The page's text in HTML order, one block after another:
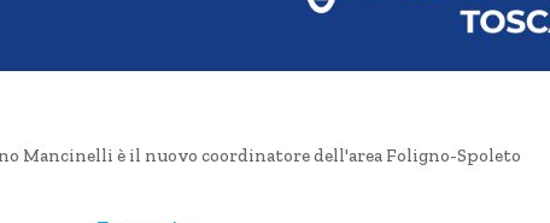
Mancinelli è il nuovo coordinatore dell'area Foligno-Spoleto